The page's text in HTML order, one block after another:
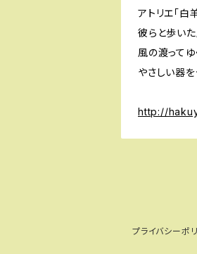
アトリエ「白
彼らと歩い
風の渡って
やさしい器を
http://
プライバシーポ